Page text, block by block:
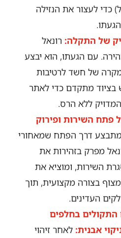
כדי לעצור את הנזילה
של התקלה: רונאל
עם הגעתו, הוא יבצע
של חשד לרטיבות
בציוד מתקדם כדי לאתר
ללא הרס.
פתח השירות ופירוק
מתבצע דרך הפתח שמאחורי
מפרק בזהירות את
השירות, ומוציא את
בצורה מקצועית, תוך
העדינים.
בחלפים
אבנית: לאחר זיהוי